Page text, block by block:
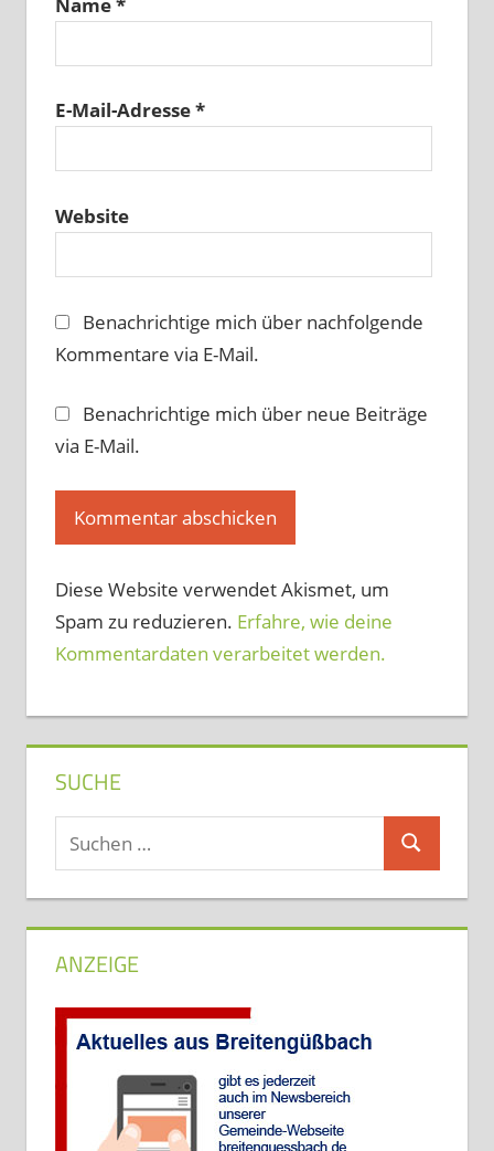
E-Mail-Adresse*
Website
Benachrichtige mich über nachfolgende
Kommentare via E-Mail.
Benachrichtige mich über neue Beiträge
via E-Mail.
Diese Website verwendet Akismet, um
Spam zu reduzieren. Erfahre, wie deine
Kommentardaten verarbeitet werden.
SUCHE
Suchen
Suchen
ANZEIGE